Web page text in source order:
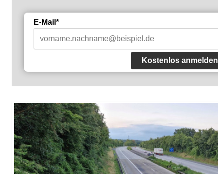
E-Mail*
Kostenlos anmelden